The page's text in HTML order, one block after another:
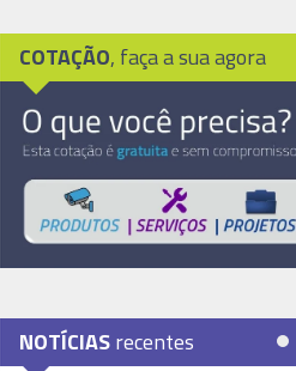
COTAÇÃO, faça a sua agora
NOTÍCIASrecentes